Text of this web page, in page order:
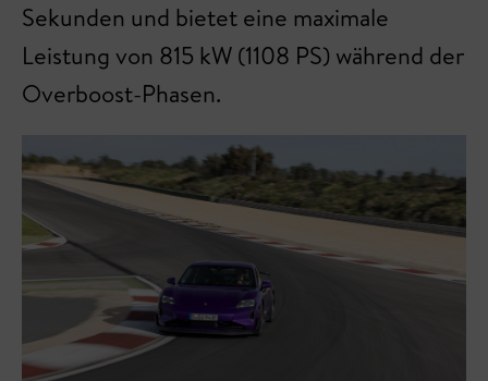
Sekunden und bietet eine maximale
Leistung von 815 kW (1108 PS) während der
Overboost-Phasen.